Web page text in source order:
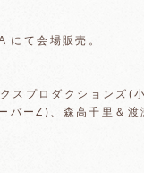
て会場販売。
プロダクションズ(
バーZ)、森高千里＆